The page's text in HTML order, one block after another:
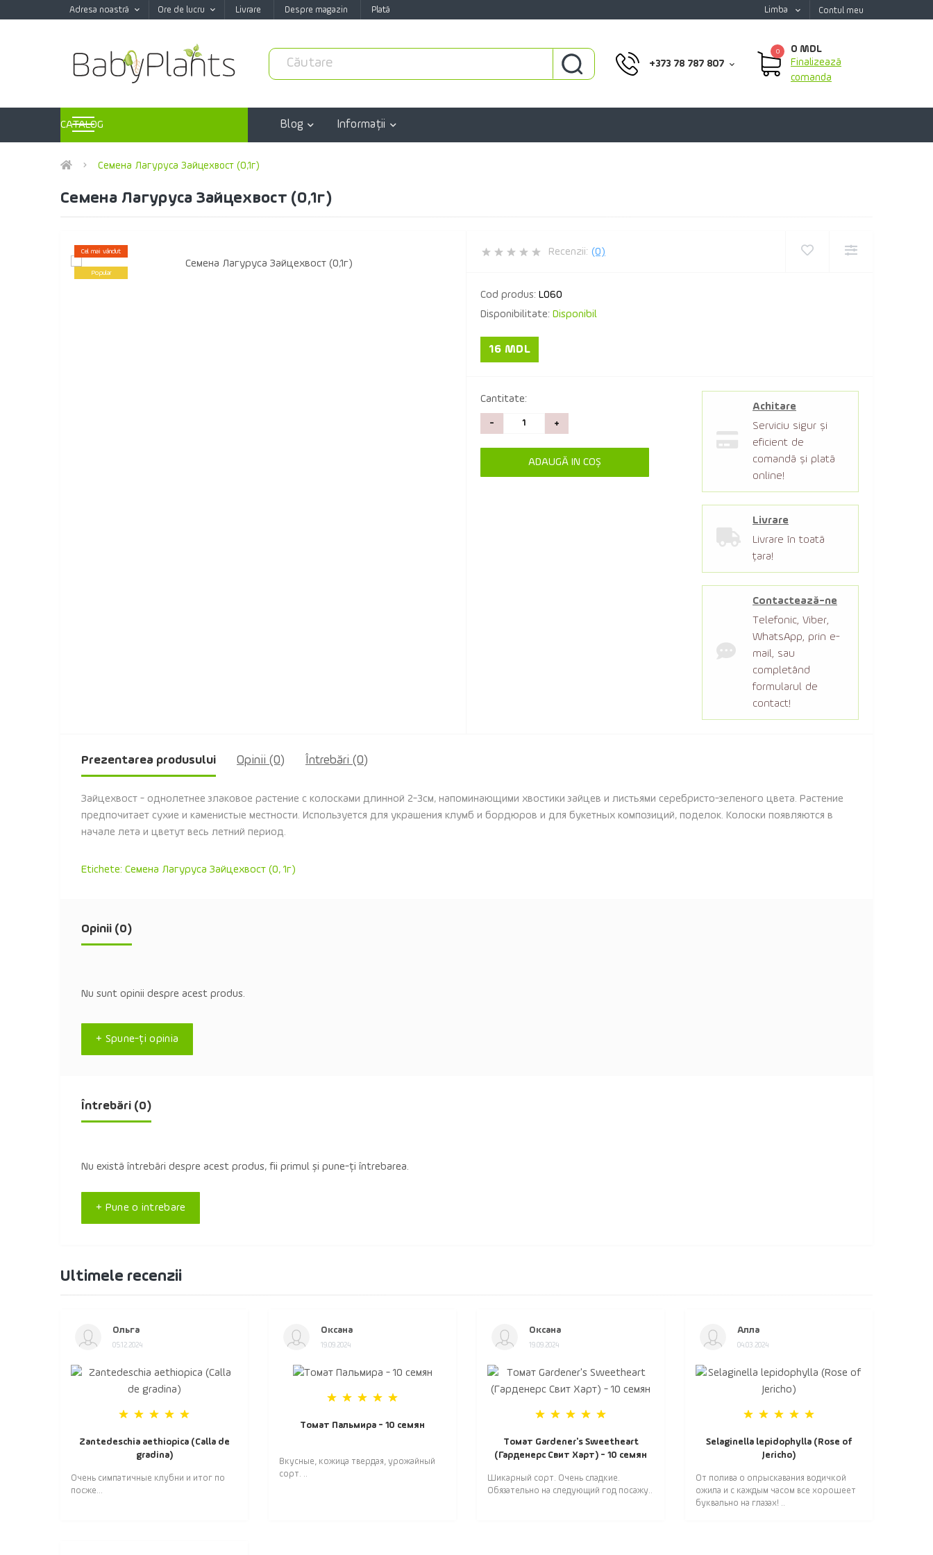
Adresa noastră Ore de lucru Livrare Despre magazin Plată Limba Contul meu
+373 78 787 807
0
0 MDL
Finalizează
comanda
CATALOG Blog Informaţii
Семена Лагуруса Зайцехвост (0,1г)
Семена Лагуруса Зайцехвост (0,1г)
Cel mai vândut
Popular
Recenzii: (0)
Cod produs: L060
Disponibilitate: Disponibil
16 MDL
Cantitate:
- +
ADAUGĂ IN COŞ
Achitare
Serviciu sigur şi
eficient de
comandă şi plată
online!
Livrare
Livrare în toată
țara!
Contactează-ne
Telefonic, Viber,
WhatsApp, prin e-
mail, sau
completând
formularul de
contact!
Prezentarea produsului Opinii (0) Întrebări (0)
Зайцехвост - однолетнее злаковое растение с колосками длинной 2-3см, напоминающими хвостики зайцев и листьями серебристо-зеленого цвета. Растение
предпочитает сухие и каменистые местности. Используется для украшения клумб и бордюров и для букетных композиций, поделок. Колоски появляются в
начале лета и цветут весь летний период.
Etichete: Семена Лагуруса Зайцехвост (0, 1г)
Opinii (0)
Nu sunt opinii despre acest produs.
+ Spune-ţi opinia
Întrebări (0)
Nu există întrebări despre acest produs, fii primul și pune-ți întrebarea.
+ Pune o intrebare
Ultimele recenzii
Ольга
05.12.2024
Zantedeschia aethiopica (Calla de
gradina)
Очень симпатичные клубни и итог по
посже...
Оксана
19.09.2024
Томат Пальмира - 10 семян
Вкусные, кожица твердая, урожайный
сорт. ..
Оксана
19.09.2024
Томат Gardener's Sweetheart
(Гарденерс Свит Харт) - 10 семян
Шикарный сорт. Очень сладкие.
Обязательно на следующий год посажу..
Алла
04.03.2024
Selaginella lepidophylla (Rose of
Jericho)
От полива о опрыскавания водичкой
ожила и с каждым часом все хорошеет
буквально на глазах! ..